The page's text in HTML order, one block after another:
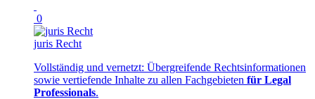
0
juris Recht
Vollständig und vernetzt: Übergreifende Rechtsinformationen
sowie vertiefende Inhalte zu allen Fachgebieten für Legal
Professionals.